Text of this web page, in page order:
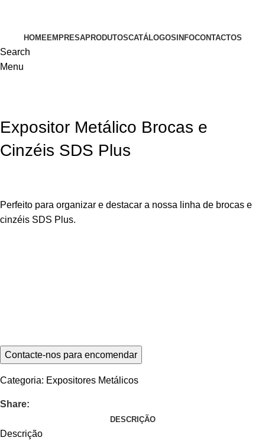
HOMEEMPRESAPRODUTOSCATÁLOGOS INFOCONTACTOS
Search
Menu
Expositor Metálico Brocas e
Cinzéis SDS Plus
Perfeito para organizar e destacar a nossa linha de brocas e
cinzéis SDS Plus.
Categoria: Expositores Metálicos
Share:
DESCRIÇÃO
Descrição